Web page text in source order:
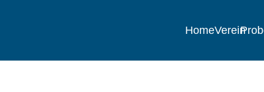
HomeVerein